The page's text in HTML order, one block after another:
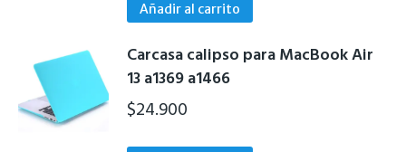
Añadir al carrito
Carcasa calipso para MacBook Air
13 a1369 a1466
$24.900